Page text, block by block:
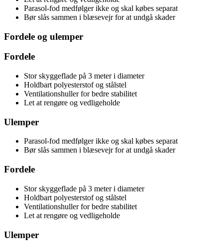
Parasol-fod medfølger ikke og skal købes separat
Bør slås sammen i blæsevejr for at undgå skader
Fordele og ulemper
Fordele
Stor skyggeflade på 3 meter i diameter
Holdbart polyesterstof og stålstel
Ventilationshuller for bedre stabilitet
Let at rengøre og vedligeholde
Ulemper
Parasol-fod medfølger ikke og skal købes separat
Bør slås sammen i blæsevejr for at undgå skader
Fordele
Stor skyggeflade på 3 meter i diameter
Holdbart polyesterstof og stålstel
Ventilationshuller for bedre stabilitet
Let at rengøre og vedligeholde
Ulemper